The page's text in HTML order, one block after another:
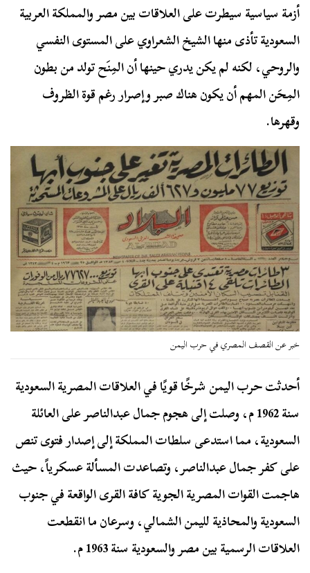
أزمة سياسية سيطرت على العلاقات بين مصر والمملكة العربية
السعودية تأذى منها الشيخ الشعراوي على المستوى النفسي
والروحي، لكنه لم يكن يدري حينها أن المِنَح تولد من بطون
المِحَن المهم أن يكون هناك صبر وإصرار رغم قوة الظروف
وقهرها.
خبر عن القصف المصري في حرب اليمن
أحدثت حرب اليمن شرخًا قويًا في العلاقات المصرية السعودية
سنة 1962 م، وصلت إلى هجوم جمال عبدالناصر على العائلة
السعودية، مما استدعى سلطات المملكة إلى إصدار فتوى تنص
على كفر جمال عبدالناصر، وتصاعدت المسألة عسكرياً، حيث
هاجمت القوات المصرية الجوية كافة القرى الواقعة في جنوب
السعودية والمحاذية لليمن الشمالي، وسرعان ما انقطعت
العلاقات الرسمية بين مصر والسعودية سنة 1963 م.